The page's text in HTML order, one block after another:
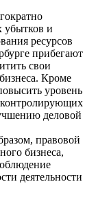
убытков и
ресурсов
прибегают
свои
Кроме
уровень
контролирующих
деловой
правовой
бизнеса,
деятельности